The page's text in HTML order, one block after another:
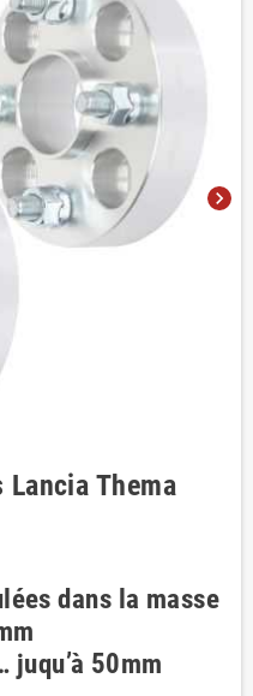
chevron_right
Thema
dans la masse
50mm